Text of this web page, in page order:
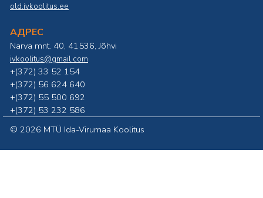
old.ivkoolitus.ee
АДРЕС
Narva mnt. 40, 41536, Jõhvi
ivkoolitus@gmail.com
+(372) 33 52 154
+(372) 56 624 640
+(372) 55 500 692
+(372) 53 232 586
© 2026 MTÜ Ida-Virumaa Koolitus